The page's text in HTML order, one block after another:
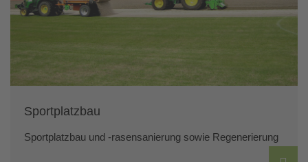
Sportplatzbau
Sportplatzbau und -rasensanierung sowie Regenerierung